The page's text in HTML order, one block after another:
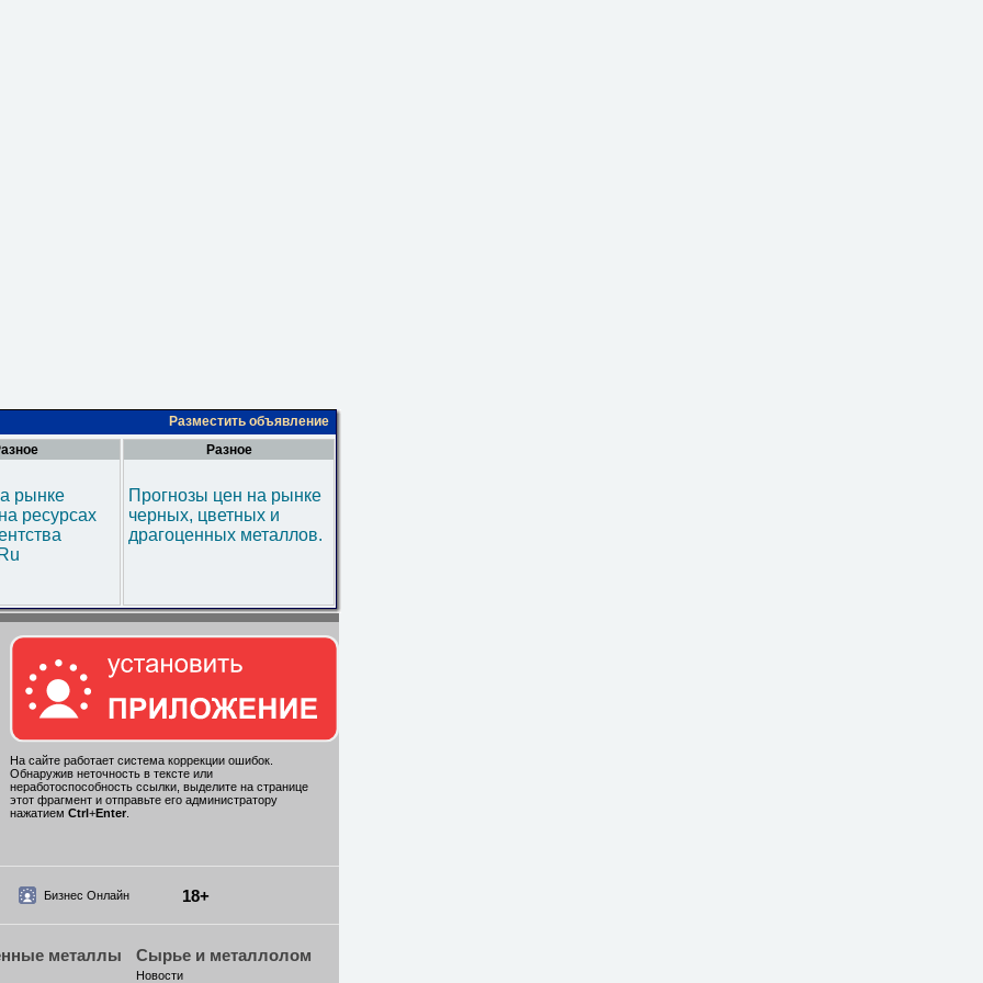
Разместить объявление
рынке
ресурсах
Разное
Прогнозы цен на рынке
черных, цветных и
драгоценных металлов.
На сайте работает система коррекции ошибок.
Обнаружив неточность в тексте или
неработоспособность ссылки, выделите на странице
этот фрагмент и отправьте его администратору
нажатием Ctrl +Enter.
Бизнес Онлайн 18+
металлы Сырье и металлолом
Новости